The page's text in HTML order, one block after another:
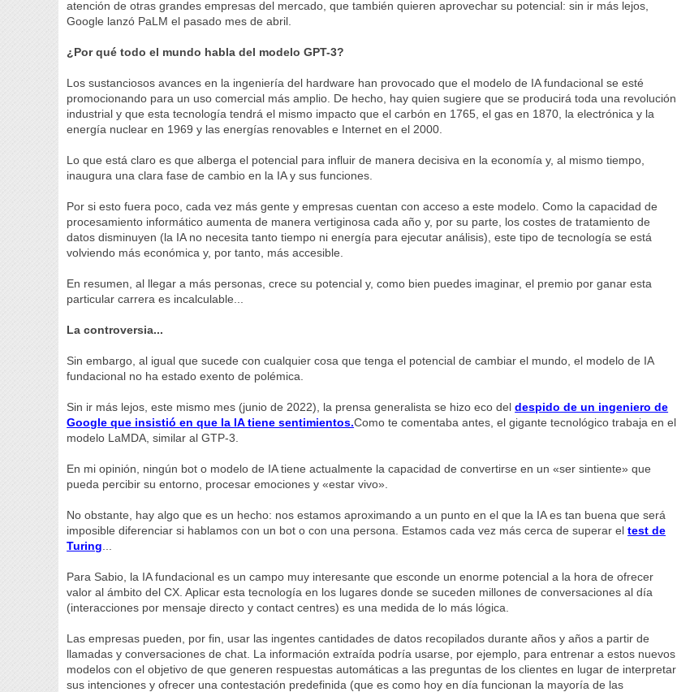
atención de otras grandes empresas del mercado, que también quieren aprovechar su potencial: sin ir más lejos,
Google lanzó PaLM el pasado mes de abril.
¿Por qué todo el mundo habla del modelo GPT-3?
Los sustanciosos avances en la ingeniería del hardware han provocado que el modelo de IA fundacional se esté
promocionando para un uso comercial más amplio. De hecho, hay quien sugiere que se producirá toda una revolución
industrial y que esta tecnología tendrá el mismo impacto que el carbón en 1765, el gas en 1870, la electrónica y la
energía nuclear en 1969 y las energías renovables e Internet en el 2000.
Lo que está claro es que alberga el potencial para influir de manera decisiva en la economía y, al mismo tiempo,
inaugura una clara fase de cambio en la IA y sus funciones.
Por si esto fuera poco, cada vez más gente y empresas cuentan con acceso a este modelo. Como la capacidad de
procesamiento informático aumenta de manera vertiginosa cada año y, por su parte, los costes de tratamiento de
datos disminuyen (la IA no necesita tanto tiempo ni energía para ejecutar análisis), este tipo de tecnología se está
volviendo más económica y, por tanto, más accesible.
En resumen, al llegar a más personas, crece su potencial y, como bien puedes imaginar, el premio por ganar esta
particular carrera es incalculable...
La controversia...
Sin embargo, al igual que sucede con cualquier cosa que tenga el potencial de cambiar el mundo, el modelo de IA
fundacional no ha estado exento de polémica.
Sin ir más lejos, este mismo mes (junio de 2022), la prensa generalista se hizo eco deldespido de un ingeniero de
Google que insistió en que la IA tiene sentimientos.Como te comentaba antes, el gigante tecnológico trabaja en el
modelo LaMDA, similar al GTP-3.
En mi opinión, ningún bot o modelo de IA tiene actualmente la capacidad de convertirse en un «ser sintiente» que
pueda percibir su entorno, procesar emociones y «estar vivo».
No obstante, hay algo que es un hecho: nos estamos aproximando a un punto en el que la IA es tan buena que será
imposible diferenciar si hablamos con un bot o con una persona. Estamos cada vez más cerca de superar eltest de
Turing
Para Sabio, la IA fundacional es un campo muy interesante que esconde un enorme potencial a la hora de ofrecer
valor al ámbito del CX. Aplicar esta tecnología en los lugares donde se suceden millones de conversaciones al día
(interacciones por mensaje directo y contact centres) es una medida de lo más lógica.
Las empresas pueden, por fin, usar las ingentes cantidades de datos recopilados durante años y años a partir de
llamadas y conversaciones de chat. La información extraída podría usarse, por ejemplo, para entrenar a estos nuevos
modelos con el objetivo de que generen respuestas automáticas a las preguntas de los clientes en lugar de interpretar
sus intenciones y ofrecer una contestación predefinida (que es como hoy en día funcionan la mayoría de las